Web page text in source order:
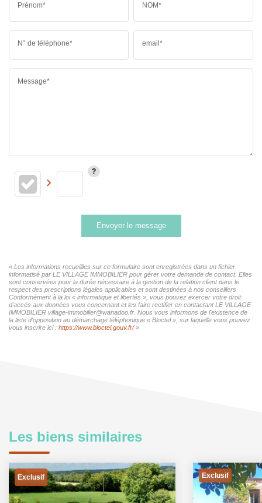
Prénom* NOM*
N° de téléphone* email*
Message*
Envoyer le message
« Les informations recueillies sur ce formulaire sont enregistrées dans un fichier
informatisé par LE VILLAGE IMMOBILIER pour gérer votre demande de contact. Elles
sont conservées pour la durée nécessaire à la gestion de la relation client dans le
respect des prescriptions légales applicables et sont destinées à nos conseillers
Conformément à la loi « informatique et libertés », vous pouvez exercer votre droit
d'accès aux données vous concernant et les faire rectifier en contactant LE VILLAGE
IMMOBILIER village-immobilier@wanadoo.fr. Nous vous informons de l'existence de
la liste d'opposition au démarchage téléphonique « Bloctel », sur laquelle vous pouvez
vous inscrire ici : https://www.bloctel.gouv.fr/»
Les biens similaires
Exclusif Exclusif